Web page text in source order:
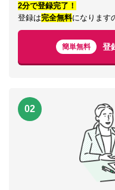
2分で登録完了！
登録は完全無料になります
簡単無料 登
02